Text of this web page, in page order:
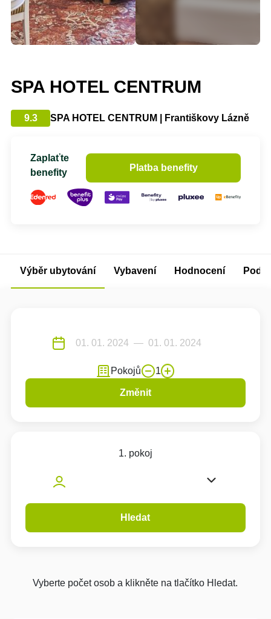
SPA HOTEL CENTRUM
9.3 SPA HOTEL CENTRUM | Františkovy Lázně
Zaplaťte
benefity
Platba benefity
Výběr ubytování Vybavení Hodnocení
Pokojů 1
Změnit
1. pokoj
Hledat
Vyberte počet osob a klikněte na tlačítko Hledat.